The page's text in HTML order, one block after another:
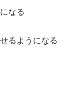
なる
るようになる